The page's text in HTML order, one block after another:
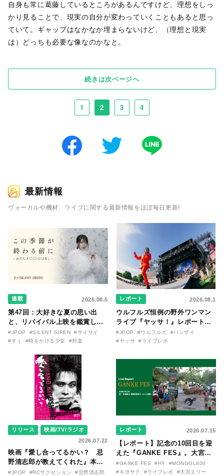
自身も常に葛藤しているところがあるんですけど、理想をしっ
かり見ることで、現実の自分が変わっていくこともあると思っ
ていて。ギャップはなかなか埋まらないけど、（理想と現実
は）どっちも必要な像なのかなと。
続きは次ページへ
1 2 3 4
最新情報
ヴォーカルや機材、ライブに関する最新情報をほぼ毎日更新!
連載 2026.08.5
第47回：大好きな夏の思い出
と、リバイバル上映を鑑賞した
『時をかける少女』のおはなし
〜SILENT SIREN・すぅ『この
〇のはなし〜』
#JPOP #SILENT SIREN
#サイサイ
#すぅ
#時をかける少女 #邦楽
レポート 2026.08.1
ウルフルズ恒例の野外ワンマン
ライブ『ヤッサ！』レポート！
リリースから30年を迎えたアル
バム『バンザイ』完全再現に、
た日。
#JPOP #ウルフルズ
#バンザイ
#ヤッサ
#ライブレポ
リリース
映画/TV/ラジオ
2026.07.22
映画『愛し合ってるかい？ 忌
野清志郎が教えてくれた』本予
告映像とキービジュアルがつい
#JPOP #RCサクセション
#忌野清志郎
レポート 2026.07.15
【レポート】記念の10回目を迎
えた『GANKE FES』。大宮エ
リー作『アイヌの神々の崖』を
前に、キヨサク
#GANKE FES #HY
#MONGOL800
#キヨサク
#ライブレポ #大宮エリー